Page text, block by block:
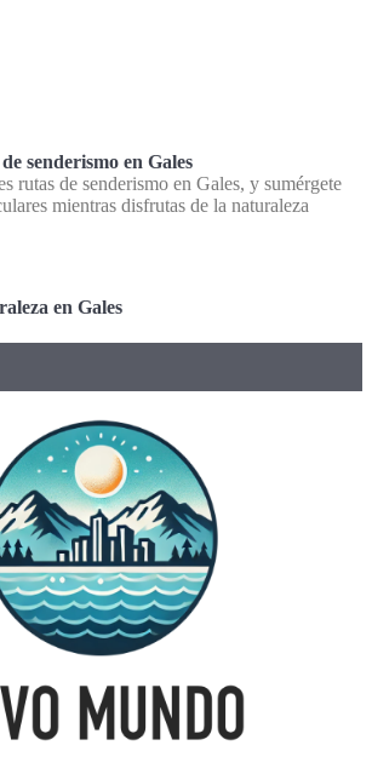
senderismo en Gales
rutas de senderismo en Gales, y sumérgete
mientras disfrutas de la naturaleza
en Gales